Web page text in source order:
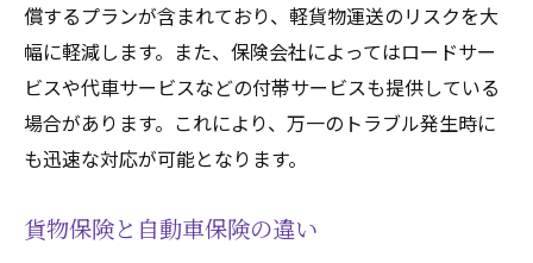
償するプランが含まれており、軽貨物運送のリスクを大
幅に軽減します。また、保険会社によってはロードサー
ビスや代車サービスなどの付帯サービスも提供している
場合があります。これにより、万一のトラブル発生時に
も迅速な対応が可能となります。
貨物保険と自動車保険の違い